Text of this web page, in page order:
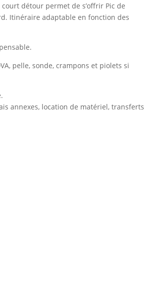
détour permet de s’offrir Pic de
Itinéraire adaptable en fonction des
pelle, sonde, crampons et piolets si
annexes, location de matériel, transferts